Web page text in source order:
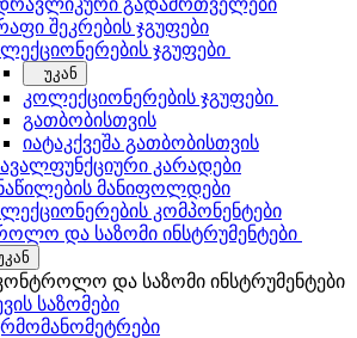
გადამრთველები
შეკრების ჯგუფები
ჯგუფები
უკან
კოლექციონერების ჯგუფები
გათბობისთვის
იატაკქვეშა გათბობისთვის
კარადები
მანიფოლდები
კომპონენტები
და საზომი ინსტრუმენტები
და საზომი ინსტრუმენტები
საზომები